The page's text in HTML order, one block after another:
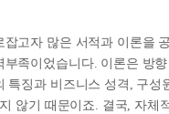
고자 많은 서적과 이론을
족이었습니다. 이론은 방향
특징과 비즈니스 성격, 구성
않기 때문이죠. 결국, 자체